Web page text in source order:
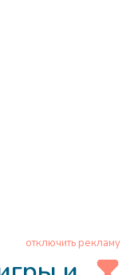
отключить рекламу